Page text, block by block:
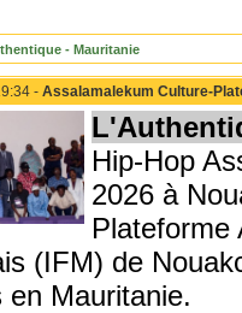
- Mauritanie
- Assalamalekum Culture-
Hip-Hop
2026 à
Plateforme
(IFM) de
en Mauritanie.